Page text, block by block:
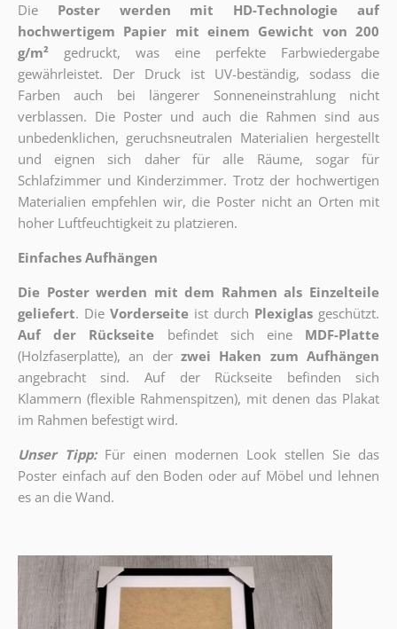
Die
Poster werden mit HD-Technologie auf
hochwertigem Papier mit einem Gewicht von 200
g/m²
gedruckt, was eine perfekte Farbwiedergabe
gewährleistet. Der Druck ist UV-beständig, sodass die
Farben auch bei längerer Sonneneinstrahlung nicht
verblassen. Die Poster und auch die Rahmen sind aus
unbedenklichen, geruchsneutralen Materialien hergestellt
und eignen sich daher für alle Räume, sogar für
Schlafzimmer und Kinderzimmer. Trotz der hochwertigen
Materialien empfehlen wir, die Poster nicht an Orten mit
hoher Luftfeuchtigkeit zu platzieren.
Einfaches Aufhängen
Die Poster werden mit dem Rahmen als Einzelteile
geliefert. Die Vorderseite ist durch Plexiglas geschützt.
Auf der Rückseite
befindet sich eine
MDF-Platte
(Holzfaserplatte), an der zwei Haken zum Aufhängen
angebracht sind.
Auf der Rückseite befinden sich
Klammern (flexible Rahmenspitzen), mit denen das Plakat
im Rahmen befestigt wird.
Unser Tipp: Für einen modernen Look stellen Sie das
Poster einfach auf den Boden oder auf Möbel und lehnen
es an die Wand.